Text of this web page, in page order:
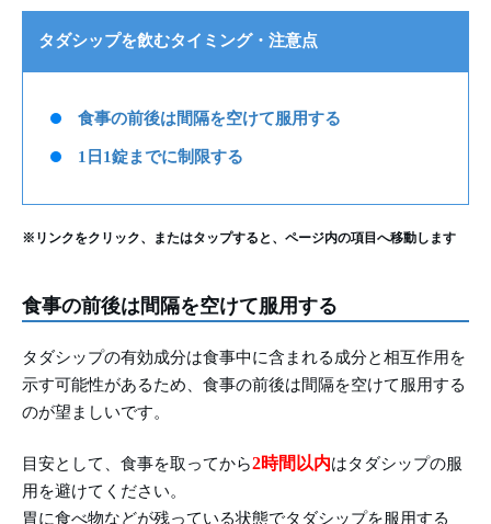
タダシップを飲むタイミング・注意点
食事の前後は間隔を空けて服用する
1日1錠までに制限する
※リンクをクリック、またはタップすると、ページ内の項目へ移動します
食事の前後は間隔を空けて服用する
タダシップの有効成分は食事中に含まれる成分と相互作用を
示す可能性があるため、食事の前後は間隔を空けて服用する
のが望ましいです。
目安として、食事を取ってから2時間以内はタダシップの服
用を避けてください。
胃に食べ物などが残っている状態でタダシップを服用する